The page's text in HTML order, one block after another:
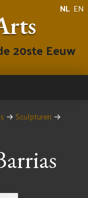
NL EN
20ste Eeuw
→ Sculpturen →